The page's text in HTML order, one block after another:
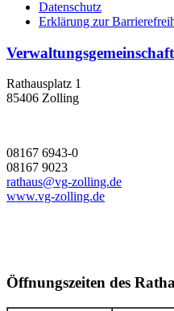
Datenschutz
Erklärung zur
Rathausplatz 1
85406 Zolling
08167 6943-0
08167 9023
rathaus@vg-zolling.de
www.vg-zolling.de
Öffnungszeiten des